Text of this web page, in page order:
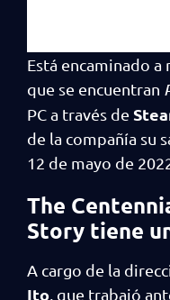
Está encaminado
que se encuentran
PC a través de
de la compañía su
12 de mayo de
The
Story tiene
A cargo de la
Ito , que trabajó